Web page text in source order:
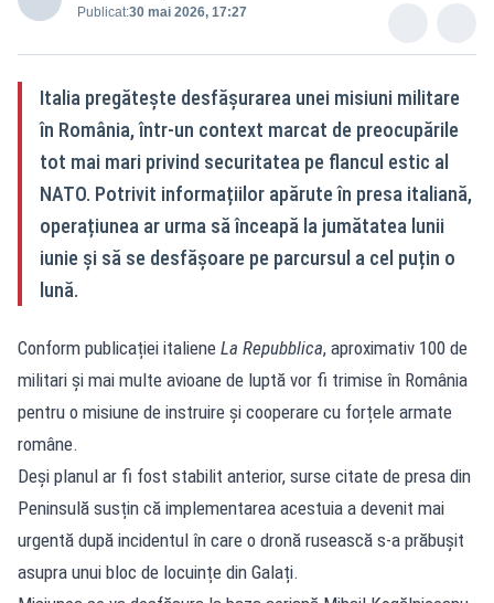
Publicat:30 mai 2026, 17:27
Italia pregătește desfășurarea unei misiuni militare
în România, într-un context marcat de preocupările
tot mai mari privind securitatea pe flancul estic al
NATO. Potrivit informațiilor apărute în presa italiană,
operațiunea ar urma să înceapă la jumătatea lunii
iunie și să se desfășoare pe parcursul a cel puțin o
lună.
Conform publicației italiene La Repubblica, aproximativ 100 de
militari și mai multe avioane de luptă vor fi trimise în România
pentru o misiune de instruire și cooperare cu forțele armate
române.
Deși planul ar fi fost stabilit anterior, surse citate de presa din
Peninsulă susțin că implementarea acestuia a devenit mai
urgentă după incidentul în care o dronă rusească s-a prăbușit
asupra unui bloc de locuințe din Galați.